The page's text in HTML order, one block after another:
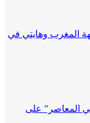
المغرب وهايتي في
المعاصر” على